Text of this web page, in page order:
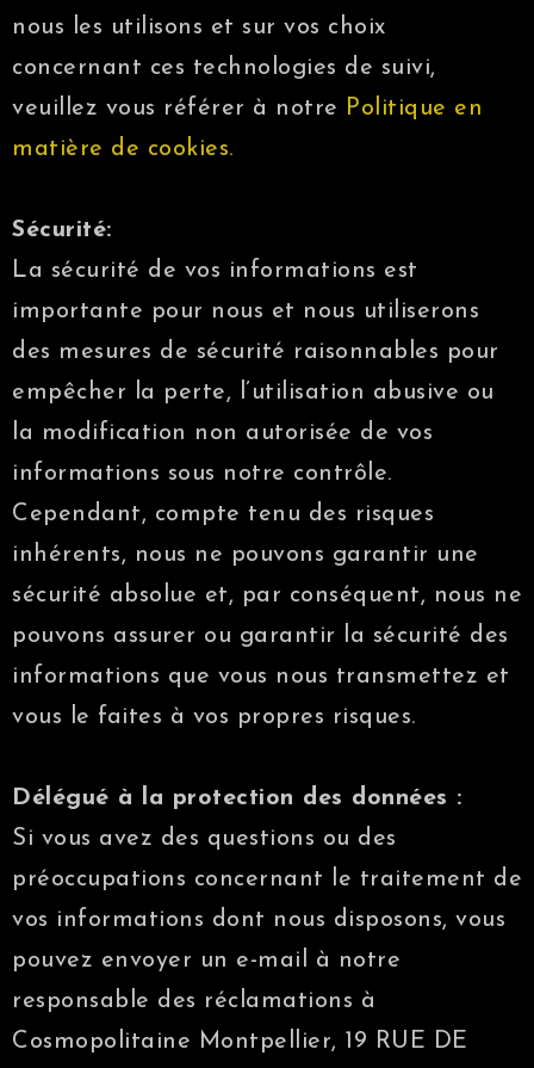
nous les utilisons et sur vos choix
concernant ces technologies de suivi,
veuillez vous référer à notre Politique en
matière de cookies.
Sécurité:
La sécurité de vos informations est
importante pour nous et nous utiliserons
des mesures de sécurité raisonnables pour
empêcher la perte, l’utilisation abusive ou
la modification non autorisée de vos
informations sous notre contrôle.
Cependant, compte tenu des risques
inhérents, nous ne pouvons garantir une
sécurité absolue et, par conséquent, nous ne
pouvons assurer ou garantir la sécurité des
informations que vous nous transmettez et
vous le faites à vos propres risques.
Délégué à la protection des données :
Si vous avez des questions ou des
préoccupations concernant le traitement de
vos informations dont nous disposons, vous
pouvez envoyer un e-mail à notre
responsable des réclamations à
Cosmopolitaine Montpellier, 19 RUE DE